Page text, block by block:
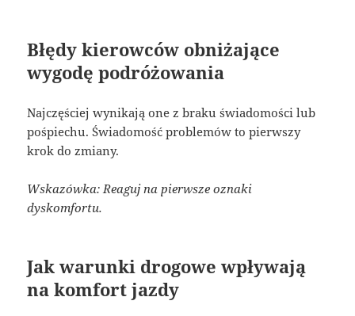
Błędy kierowców obniżające
wygodę podróżowania
Najczęściej wynikają one z braku świadomości lub
pośpiechu. Świadomość problemów to pierwszy
krok do zmiany.
Wskazówka: Reaguj na pierwsze oznaki
dyskomfortu.
Jak warunki drogowe wpływają
na komfort jazdy